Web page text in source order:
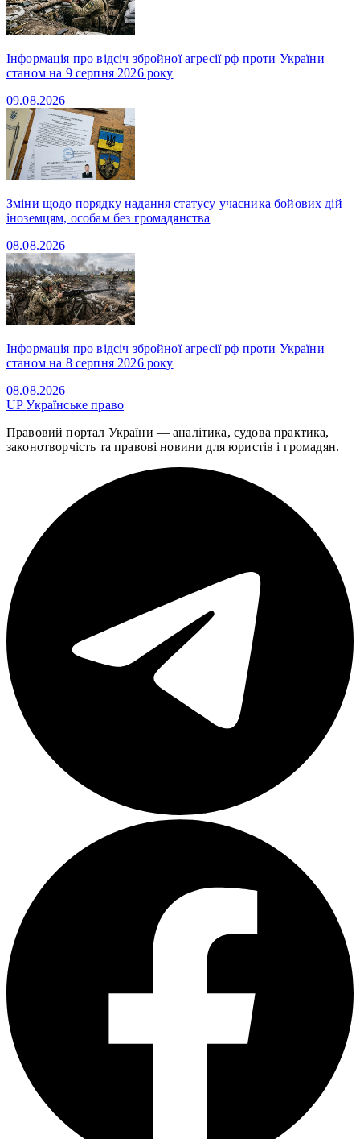
Інформація про відсіч збройної агресії рф проти України
станом на 9 серпня 2026 року
09.08.2026
Зміни щодо порядку надання статусу учасника бойових дій
іноземцям, особам без громадянства
08.08.2026
Інформація про відсіч збройної агресії рф проти України
станом на 8 серпня 2026 року
08.08.2026
UPУкраїнське право
Правовий портал України — аналітика, судова практика,
законотворчість та правові новини для юристів і громадян.